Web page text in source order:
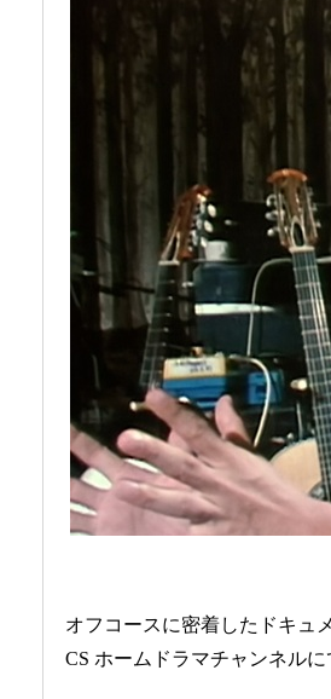
オフコースに密着したドキ
CS ホームドラマチャンネル